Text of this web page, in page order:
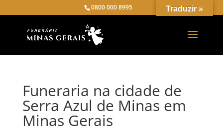
0800 000 8995
Funeraria na cidade de
Serra Azul de Minas em
Minas Gerais
Traduzir »